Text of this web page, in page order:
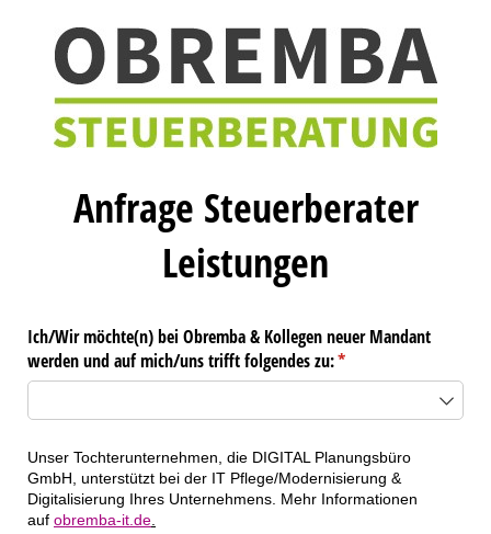
Anfrage Steuerberater
Leistungen
Ich/​Wir möchte(n) bei Obremba & Kollegen neuer Mandant
werden und auf mich/​uns trifft folgendes zu:*
(erforderlich)
Unser Tochterunternehmen, die DIGITAL Planungsbüro
GmbH, unterstützt bei der IT Pflege/Modernisierung &
Digitalisierung Ihres Unternehmens. Mehr Informationen
auf obremba-it.de